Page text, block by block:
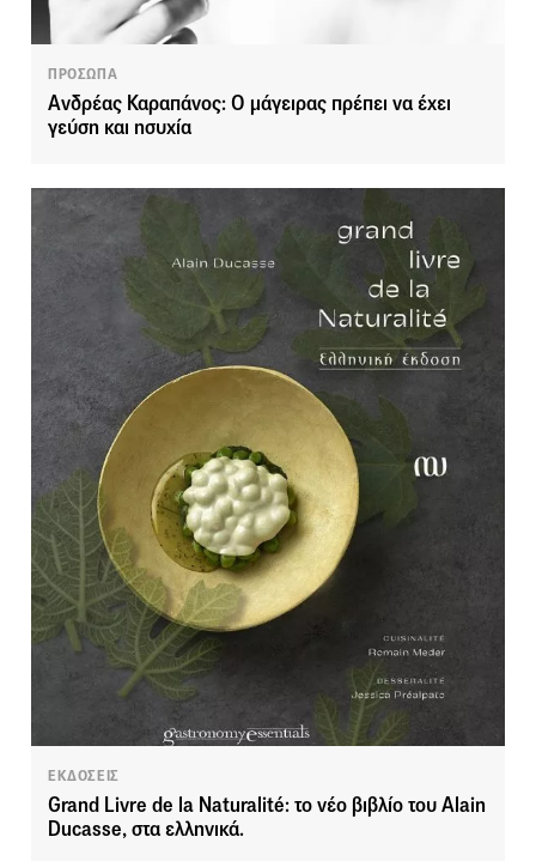
ΠΡΟΣΩΠΑ
Ανδρέας Καραπάνος: Ο μάγειρας πρέπει να έχει
γεύση και ησυχία
ΕΚΔΟΣΕΙΣ
Grand Livre de la Naturalité: το νέο βιβλίο του Alain
Ducasse, στα ελληνικά.